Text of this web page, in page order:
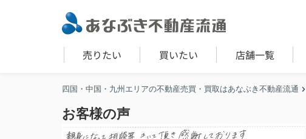
売りたい 買いたい 店舗一覧
四国・中国・九州エリアの不動産売買・買取はあなぶき不動産流通
お客様の声